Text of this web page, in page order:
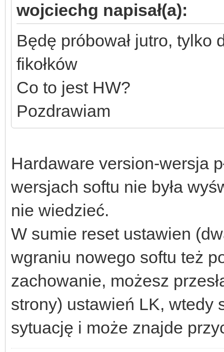
wojciechg napisał(a):
Będę próbował jutro,
fikołków
Co to jest HW?
Pozdrawiam
Hardaware version-wersja
wersjach softu nie była
nie wiedzieć.
W sumie reset ustawien
wgraniu nowego softu też
zachowanie, możesz
strony) ustawień LK, wtedy
sytuację i może znajde